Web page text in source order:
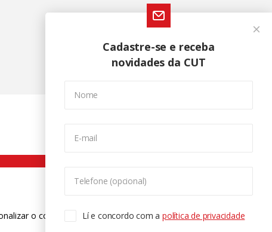
Cadastre-se e receba
novidades da CUT
Nome
E-mail
Telefone (opcional)
Lí e concordo com apolítica de privacidade
o conteúdo. Para saber mais